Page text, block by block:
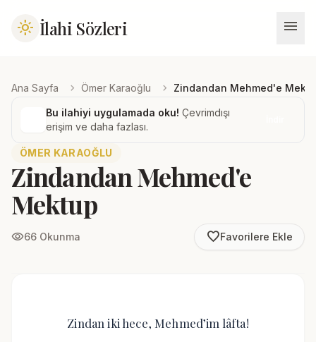
light_mode İlahi Sözleri menu
Ana Sayfa chevron_right Ömer Karaoğlu chevron_right Zindandan Mehmed'e
Bu ilahiyi uygulamada oku! Çevrimdışı
erişim ve daha fazlası.
ÖMER KARAOĞLU
Zindandan Mehmed'e
Mektup
visibility66 Okunma favorite_borderFavorilere Ekle
Zindan iki hece, Mehmed’im lâfta!